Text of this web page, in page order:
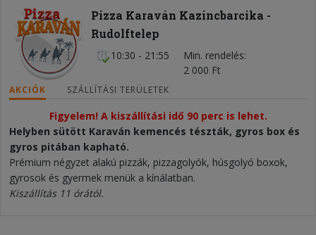
Pizza Karaván Kazincbarcika -
Rudolftelep
10:30 - 21:55
Min. rendelés
2 000 Ft
AKCIÓK SZÁLLÍTÁSI TERÜLETEK
Figyelem! A kiszállítási idő 90 perc is lehet.
Helyben sütött Karaván kemencés tészták, gyros box és
gyros pitában kapható.
Prémium négyzet alakú pizzák, pizzagolyók, húsgolyó boxok,
gyrosok és gyermek menük a kínálatban.
Kiszállítás 11 órától.